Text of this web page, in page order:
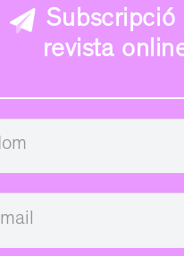
Subscripció
revista